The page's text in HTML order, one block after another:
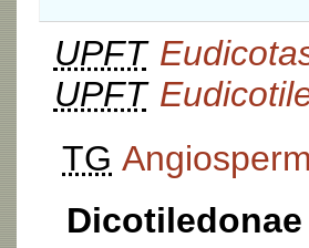
UPFT
UPFT
TG
Dicotiledonae